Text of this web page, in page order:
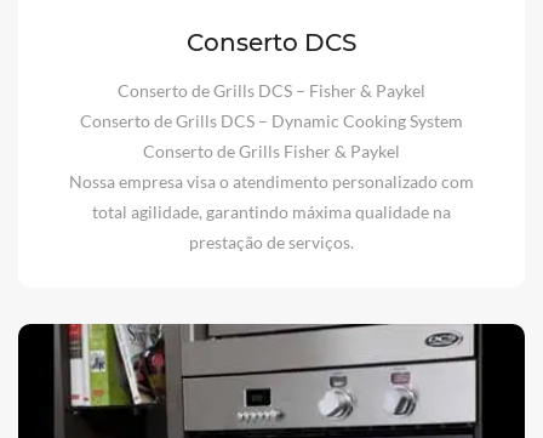
Conserto DCS
Conserto de Grills DCS – Fisher & Paykel
Conserto de Grills DCS – Dynamic Cooking System
Conserto de Grills Fisher & Paykel
Nossa empresa visa o atendimento personalizado com
total agilidade, garantindo máxima qualidade na
prestação de serviços.